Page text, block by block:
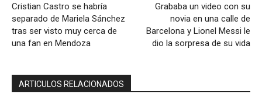
Cristian Castro se habría
separado de Mariela Sánchez
tras ser visto muy cerca de
una fan en Mendoza
Grababa un video con su
novia en una calle de
Barcelona y Lionel Messi le
dio la sorpresa de su vida
ARTICULOS RELACIONADOS